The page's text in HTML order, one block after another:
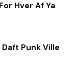
Hver Af Ya
Daft Punk Ville